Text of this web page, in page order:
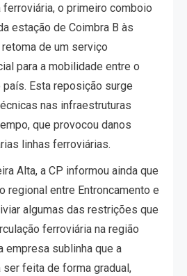
ferroviária, o primeiro comboio
estação de Coimbra B às
de um serviço
para a mobilidade entre o
Esta reposição surge
nas infraestruturas
que provocou danos
linhas ferroviárias.
Alta, a CP informou ainda que
regional entre Entroncamento e
algumas das restrições que
ferroviária na região
empresa sublinha que a
feita de forma gradual,